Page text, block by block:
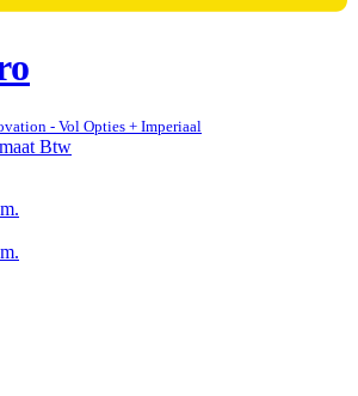
- Vol Opties + Imperiaal
Btw